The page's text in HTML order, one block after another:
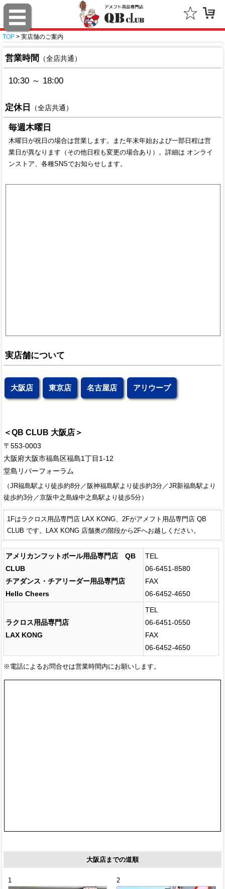
TOP > 実店舗のご案内
営業時間 （全店共通）
10:30 ～ 18:00
定休日 （全店共通）
毎週木曜日
木曜日が祝日の場合は営業します。また年末年始および一部日程は営
業日が異なります（その他日程も変更の場合あり）。詳細は オンライ
ンストア、各種SNSでお知らせします。
実店舗について
大阪店 東京店 名古屋店 アリウープ
＜QB CLUB 大阪店＞
〒553-0003
大阪府大阪市福島区福島1丁目1-12
堂島リバーフォーラム
（JR福島駅より徒歩約8分／阪神福島駅より徒歩約3分／JR新福島駅より
徒歩約3分／京阪中之島線中之島駅より徒歩5分）
1Fはラクロス用品専門店 LAX KONG、2Fがアメフト用品専門店 QB
CLUB です。LAX KONG 店舗奥の階段から2Fへお越しください。
アメリカンフットボール用品専門店 QB
CLUB
チアダンス・チアリーダー用品専門店
Hello Cheers
TEL
06-6451-8580
FAX
06-6452-4650
ラクロス用品専門店
LAX KONG
TEL
06-6451-0550
FAX
06-6452-4650
※電話によるお問合せは営業時間内にお願いします。
大阪店までの道順
1 2